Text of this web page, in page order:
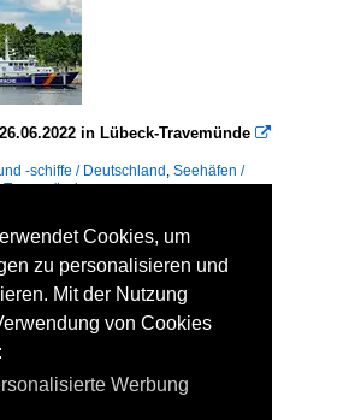
in Lübeck-Travemünde 
-schiffe / Deutschland, Seehäfen /
Cookies, um
zu personalisieren und
Mit der Nutzung
von Cookies
Werbung